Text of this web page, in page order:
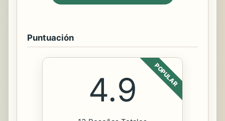
Puntuación
POPULAR
4.9